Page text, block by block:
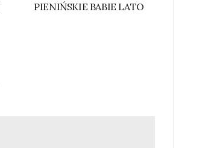
PIENIŃSKIE BABIE LATO